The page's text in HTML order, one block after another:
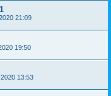
21:09
19:50
13:53